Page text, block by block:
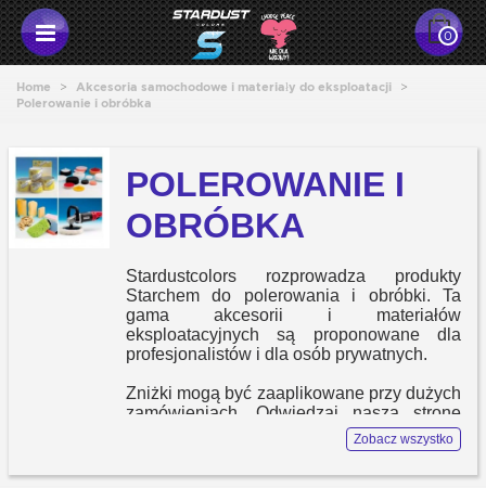
0
Home > Akcesoria samochodowe i materiały do eksploatacji
>
Polerowanie i obróbka
POLEROWANIE I
OBRÓBKA
Stardustcolors rozprowadza produkty
Starchem do polerowania i obróbki. Ta
gama akcesorii i materiałów
eksploatacyjnych są proponowane dla
profesjonalistów i dla osób prywatnych.
Zniżki mogą być zaaplikowane przy dużych
zamówieniach. Odwiedzaj naszą stronę
internetową regularnie : nowe, specjalne
produkty pojawiają się każdego tygodnia
na naszym katalogu.
Zobacz wszystko